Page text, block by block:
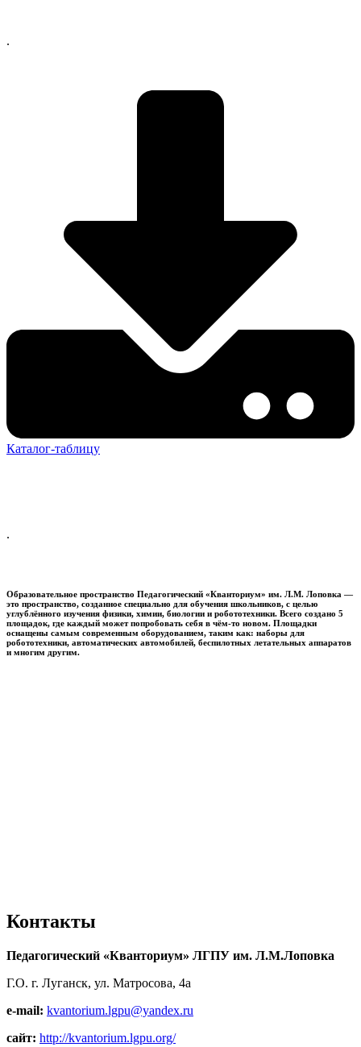
.
Каталог-таблицу
.
Образовательное пространство Педагогический «Кванториум» им. Л.М. Лоповка —
это пространство, созданное специально для обучения школьников, с целью
углублённого изучения физики, химии, биологии и робототехники. Всего создано 5
площадок, где каждый может попробовать себя в чём-то новом. Площадки
оснащены самым современным оборудованием, таким как: наборы для
робототехники, автоматических автомобилей, беспилотных летательных аппаратов
и многим другим.
Контакты
Педагогический «Кванториум» ЛГПУ им. Л.М.Лоповка
Г.О. г. Луганск, ул. Матросова, 4а
e-mail: kvantorium.lgpu@yandex.ru
сайт: http://kvantorium.lgpu.org/